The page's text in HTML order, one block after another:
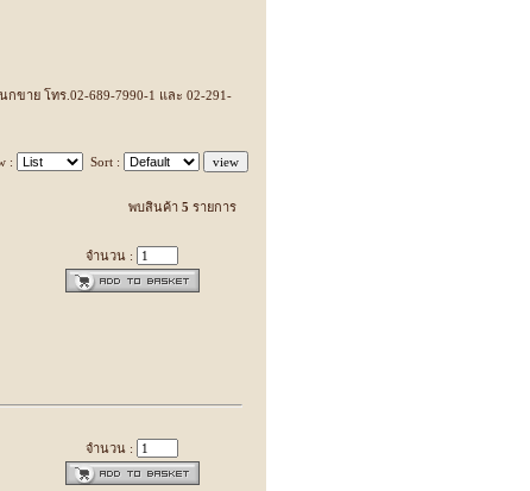
ขาย โทร.02-689-7990-1 และ 02-291-
: Sort :
พบสินค้า 5 รายการ
จำนวน :
จำนวน :